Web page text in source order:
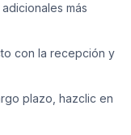
más
con la recepción y
plazo, hazclic en